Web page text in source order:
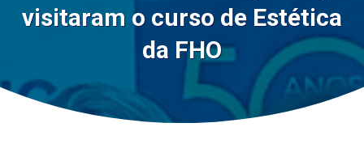
visitaram o curso de Estética
da FHO